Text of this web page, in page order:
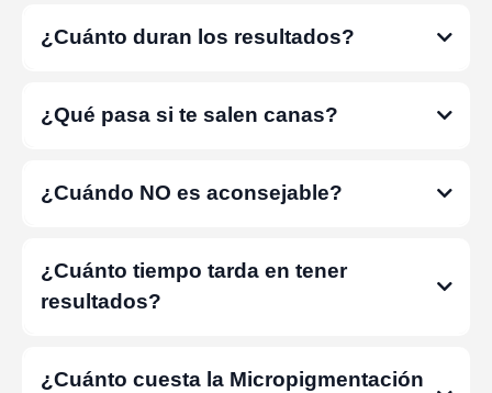
¿Cuánto duran los resultados?
¿Qué pasa si te salen canas?
¿Cuándo NO es aconsejable?
¿Cuánto tiempo tarda en tener
resultados?
¿Cuánto cuesta la Micropigmentación